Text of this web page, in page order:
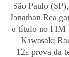
São Paulo
Jonathan Rea
o título no FIM
Kawasaki
12a prova da